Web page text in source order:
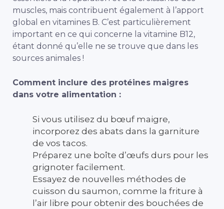
muscles, mais contribuent également à l’apport
global en vitamines B. C’est particulièrement
important en ce qui concerne la vitamine B12,
étant donné qu’elle ne se trouve que dans les
sources animales !
Comment inclure des protéines maigres
dans votre alimentation :
Si vous utilisez du bœuf maigre,
incorporez des abats dans la garniture
de vos tacos.
Préparez une boîte d’œufs durs pour les
grignoter facilement.
Essayez de nouvelles méthodes de
cuisson du saumon, comme la friture à
l’air libre pour obtenir des bouchées de